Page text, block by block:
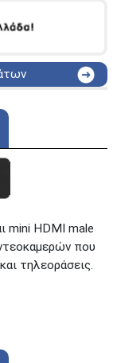
1 και Ακτή
Κλαύδιου 8
mini HDMI male
που
τηλεοράσεις.